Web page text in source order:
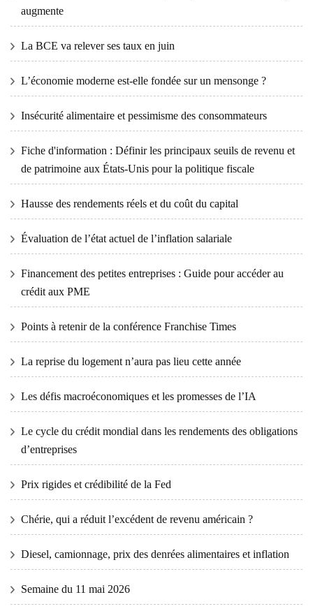
augmente
La BCE va relever ses taux en juin
L’économie moderne est-elle fondée sur un mensonge ?
Insécurité alimentaire et pessimisme des consommateurs
Fiche d'information : Définir les principaux seuils de revenu et
de patrimoine aux États-Unis pour la politique fiscale
Hausse des rendements réels et du coût du capital
Évaluation de l’état actuel de l’inflation salariale
Financement des petites entreprises : Guide pour accéder au
crédit aux PME
Points à retenir de la conférence Franchise Times
La reprise du logement n’aura pas lieu cette année
Les défis macroéconomiques et les promesses de l’IA
Le cycle du crédit mondial dans les rendements des obligations
d’entreprises
Prix ​​​​rigides et crédibilité de la Fed
Chérie, qui a réduit l’excédent de revenu américain ?
Diesel, camionnage, prix des denrées alimentaires et inflation
Semaine du 11 mai 2026